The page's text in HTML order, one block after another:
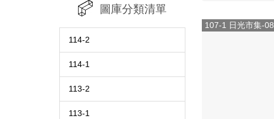
圖庫分類清單
114-2
114-1
113-2
113-1
107-1 日光市集-08